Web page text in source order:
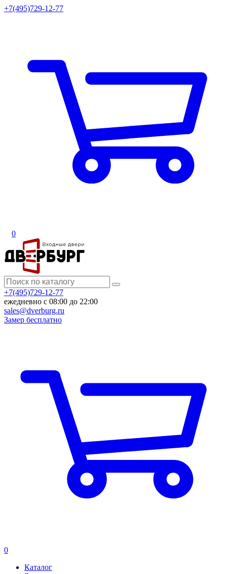
+7(495)729-12-77
0
+7(495)729-12-77
ежедневно с 08:00 до 22:00
sales@dverburg.ru
Замер бесплатно
0
Каталог